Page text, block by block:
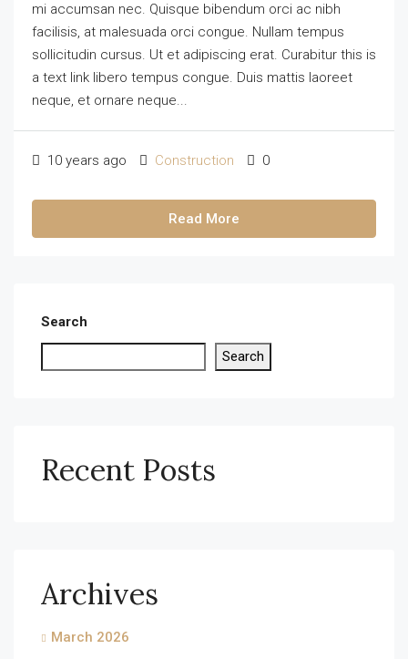
mi accumsan nec. Quisque bibendum orci ac nibh
facilisis, at malesuada orci congue. Nullam tempus
sollicitudin cursus. Ut et adipiscing erat. Curabitur this is
a text link libero tempus congue. Duis mattis laoreet
neque, et ornare neque...
10 years ago Construction 0
Read More
Search
Search
Recent Posts
Archives
March 2026